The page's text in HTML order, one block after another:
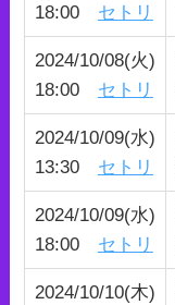
18:00 セトリ
2024/10/08(火)
18:00 セトリ
2024/10/09(水)
13:30 セトリ
2024/10/09(水)
18:00 セトリ
2024/10/10(木)